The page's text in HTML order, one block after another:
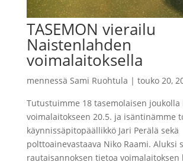
TASEMON vierailu
Naistenlahden
voimalaitoksella
mennessä Sami Ruohtula | touko 20,
Tutustuimme 18 tasemolaisen
voimalaitokseen 20.5. ja isäntinämme
käynnissäpitopäällikkö Jari Perälä sekä
polttoainevastaava Niko Raami. Aluksi
rautaisannoksen tietoa voimalaitoksen